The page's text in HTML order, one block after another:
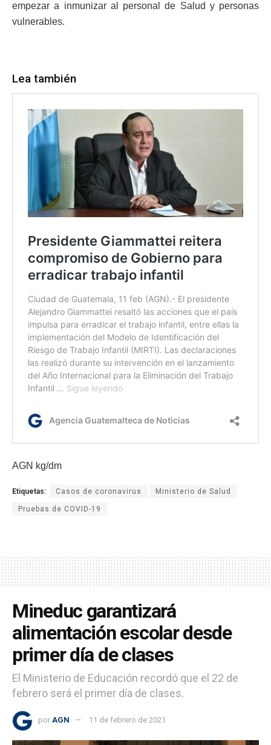
empezar a inmunizar al personal de Salud y personas
vulnerables.
Lea también
AGN kg/dm
Etiquetas: Casos de coronavirus Ministerio de Salud
Pruebas de COVID-19
Mineduc garantizará
alimentación escolar desde
primer día de clases
El Ministerio de Educación recordó que el 22 de
febrero será el primer día de clases.
por AGN 11 de febrero de 2021